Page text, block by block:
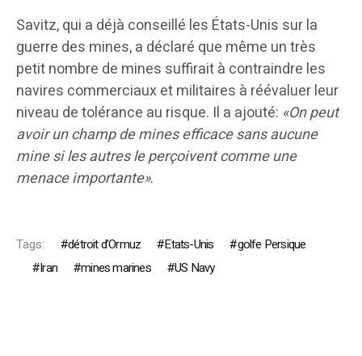
Savitz, qui a déjà conseillé les États-Unis sur la
guerre des mines, a déclaré que même un très
petit nombre de mines suffirait à contraindre les
navires commerciaux et militaires à réévaluer leur
niveau de tolérance au risque. Il a ajouté: «On peut
avoir un champ de mines efficace sans aucune
mine si les autres le perçoivent comme une
menace importante».
Tags: détroit d’Ormuz Etats-Unis
golfe Persique
Iran
mines marines US Navy